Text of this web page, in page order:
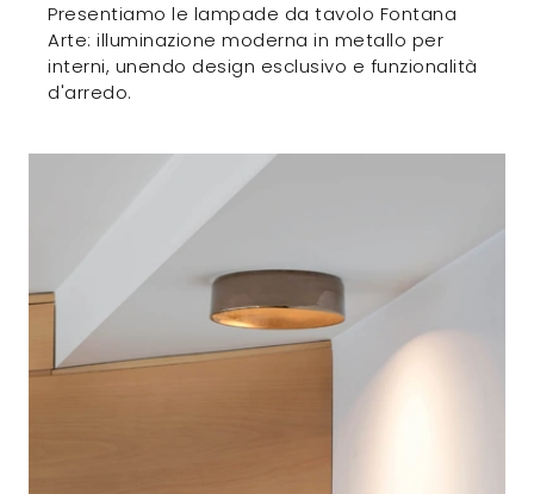
Presentiamo le lampade da tavolo Fontana
Arte: illuminazione moderna in metallo per
interni, unendo design esclusivo e funzionalità
d'arredo.